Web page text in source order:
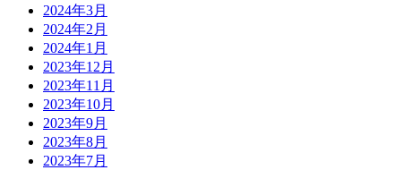
2024年3月
2024年2月
2024年1月
2023年12月
2023年11月
2023年10月
2023年9月
2023年8月
2023年7月